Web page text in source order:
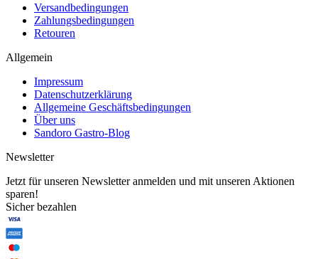
Versandbedingungen
Zahlungsbedingungen
Retouren
Allgemein
Impressum
Datenschutzerklärung
Allgemeine Geschäftsbedingungen
Über uns
Sandoro Gastro-Blog
Newsletter
Jetzt für unseren Newsletter anmelden und mit unseren Aktionen
sparen!
Sicher bezahlen